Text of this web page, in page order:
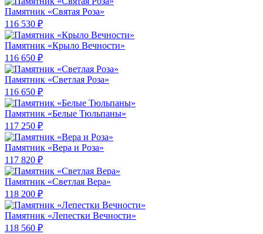
Памятник «Святая Роза»
116 530 ₽
Памятник «Крыло Вечности»
116 650 ₽
Памятник «Светлая Роза»
116 650 ₽
Памятник «Белые Тюльпаны»
117 250 ₽
Памятник «Вера и Роза»
117 820 ₽
Памятник «Светлая Вера»
118 200 ₽
Памятник «Лепестки Вечности»
118 560 ₽